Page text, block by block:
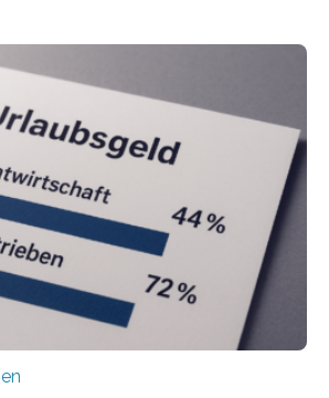
meisten Gründungen von
Betrachtet man nur die Gründungen
so liegt Leipzig an der Spitze. In
die meisten Personen in eine
Existenz, dahinter folgten die
München und Köln. Betrachtet man
– die Anzahl
Gründungen je…